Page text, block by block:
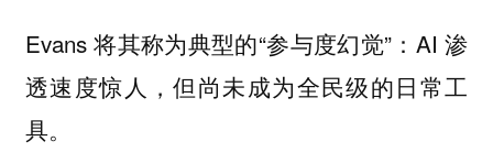
Evans 将其称为典型的“参与度幻觉”：AI 渗
透速度惊人，但尚未成为全民级的日常工
具。